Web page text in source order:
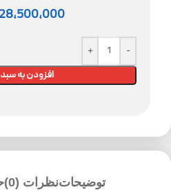
28,500,000
افزودن به
توضیحاتنظرات (0)